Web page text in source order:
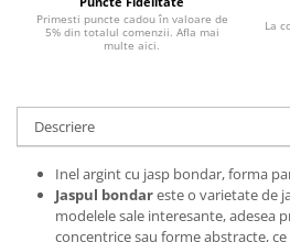
Bijuterii smarald
Bijuterii tanzanit
Bijuterii turcoaz
Bijuterii turmaline
Primesti puncte cadou în valoare de
5% din totalul comenzii. Afla mai
multe aici.
La
Descriere
Inel argint cu jasp bondar, forma
Jaspul bondareste o varietate de
modelele sale interesante, adesea
concentrice sau forme abstracte,